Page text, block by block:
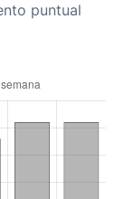
puntual